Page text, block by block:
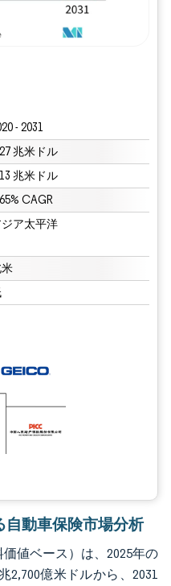
- 2031
兆米ドル
兆米ドル
CAGR
ジア太平洋
CC BY 4.0の表示が必要です。
動車保険市場分析
値ベース）は、2025年の
2,700億米ドルから、2031